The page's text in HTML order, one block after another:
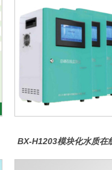
BX-H1203模块化水质在